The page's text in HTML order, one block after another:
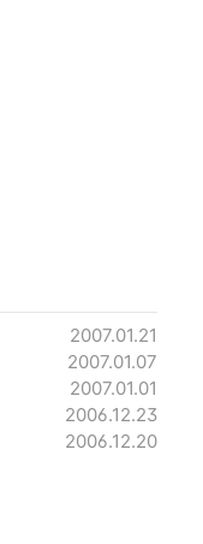
2007.01.21
2007.01.07
2007.01.01
2006.12.23
2006.12.20